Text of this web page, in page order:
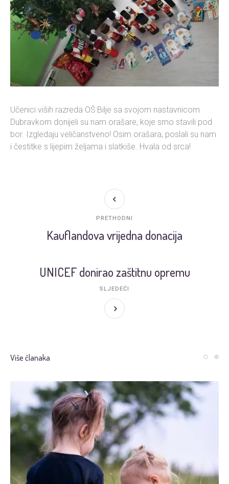
Učenici viših razreda OŠ Bilje sa svojom nastavnicom
Dubravkom donijeli su nam orašare, koje smo stavili pod
bor. Izgledaju veličanstveno! Osim orašara, poslali su nam
i čestitke s lijepim željama i slatkiše. Hvala od srca!
Kauflandova vrijedna donacija
PRETHODNI
UNICEF donirao zaštitnu opremu
SLJEDEĆI
Više članaka